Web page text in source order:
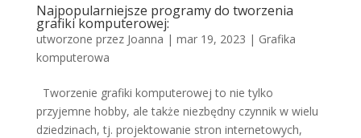
Najpopularniejsze programy do tworzenia
grafiki komputerowej:
utworzone przez Joanna | mar 19, 2023 | Grafika
komputerowa
Tworzenie grafiki komputerowej to nie tylko
przyjemne hobby, ale także niezbędny czynnik w wielu
dziedzinach, tj. projektowanie stron internetowych,